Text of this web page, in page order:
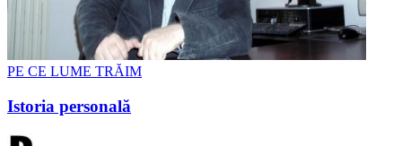
PE CE LUME TRĂIM
Istoria personală